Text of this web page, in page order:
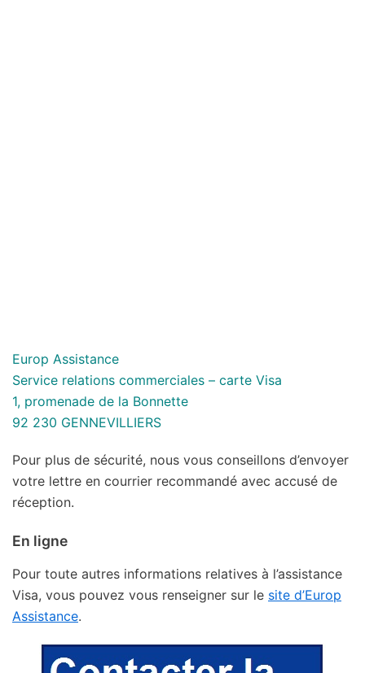
Europ Assistance
Service relations commerciales – carte Visa
1, promenade de la Bonnette
92 230 GENNEVILLIERS
Pour plus de sécurité, nous vous conseillons d’envoyer
votre lettre en courrier recommandé avec accusé de
réception.
En ligne
Pour toute autres informations relatives à l’assistance
Visa, vous pouvez vous renseigner sur le site d’Europ
Assistance.